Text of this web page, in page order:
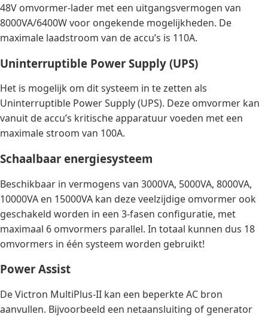
48V omvormer-lader met een uitgangsvermogen van
8000VA/6400W voor ongekende mogelijkheden. De
maximale laadstroom van de accu’s is 110A.
Uninterruptible Power Supply (UPS)
Het is mogelijk om dit systeem in te zetten als
Uninterruptible Power Supply (UPS). Deze omvormer kan
vanuit de accu’s kritische apparatuur voeden met een
maximale stroom van 100A.
Schaalbaar energiesysteem
Beschikbaar in vermogens van 3000VA, 5000VA, 8000VA,
10000VA en 15000VA kan deze veelzijdige omvormer ook
geschakeld worden in een 3-fasen configuratie, met
maximaal 6 omvormers parallel. In totaal kunnen dus 18
omvormers in één systeem worden gebruikt!
Power Assist
De Victron MultiPlus-II kan een beperkte AC bron
aanvullen. Bijvoorbeeld een netaansluiting of generator